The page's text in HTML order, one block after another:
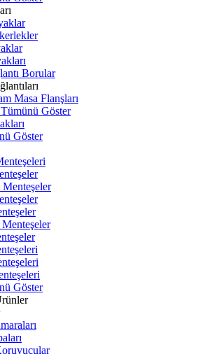
Borular
Masa Flanşları
Tümünü Göster
Göster
Menteşeler
Göster